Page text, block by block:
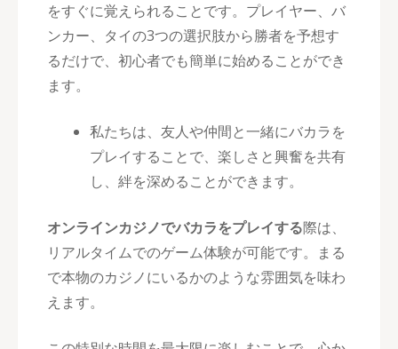
をすぐに覚えられることです。プレイヤー、バ
ンカー、タイの3つの選択肢から勝者を予想す
るだけで、初心者でも簡単に始めることができ
ます。
私たちは、友人や仲間と一緒にバカラを
プレイすることで、楽しさと興奮を共有
し、絆を深めることができます。
オンラインカジノでバカラをプレイする際は、
リアルタイムでのゲーム体験が可能です。まる
で本物のカジノにいるかのような雰囲気を味わ
えます。